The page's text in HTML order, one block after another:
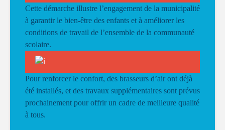
Cette démarche illustre l’engagement de la municipalité
à garantir le bien-être des enfants et à améliorer les
conditions de travail de l’ensemble de la communauté
scolaire.
Pour renforcer le confort, des brasseurs d’air ont déjà
été installés, et des travaux supplémentaires sont prévus
prochainement pour offrir un cadre de meilleure qualité
à tous.